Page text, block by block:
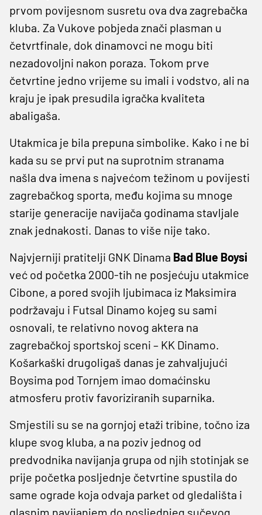
prvom povijesnom susretu ova dva zagrebačka
kluba. Za Vukove pobjeda znači plasman u
četvrtfinale, dok dinamovci ne mogu biti
nezadovoljni nakon poraza. Tokom prve
četvrtine jedno vrijeme su imali i vodstvo, ali na
kraju je ipak presudila igračka kvaliteta
abaligaša.
Utakmica je bila prepuna simbolike. Kako i ne bi
kada su se prvi put na suprotnim stranama
našla dva imena s najvećom težinom u povijesti
zagrebačkog sporta, među kojima su mnoge
starije generacije navijača godinama stavljale
znak jednakosti. Danas to više nije tako.
Najvjerniji pratitelji GNK Dinama Bad Blue Boysi
već od početka 2000-tih ne posjećuju utakmice
Cibone, a pored svojih ljubimaca iz Maksimira
podržavaju i Futsal Dinamo kojeg su sami
osnovali, te relativno novog aktera na
zagrebačkoj sportskoj sceni – KK Dinamo.
Košarkaški drugoligaš danas je zahvaljujući
Boysima pod Tornjem imao domaćinsku
atmosferu protiv favoriziranih suparnika.
Smjestili su se na gornjoj etaži tribine, točno iza
klupe svog kluba, a na poziv jednog od
predvodnika navijanja grupa od njih stotinjak se
prije početka posljednje četvrtine spustila do
same ograde koja odvaja parket od gledališta i
glasnim navijanjem do posljednjeg sučevog